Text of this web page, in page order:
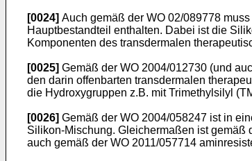
[0024] Auch gemäß der WO 02/089778
Hauptbestandteil enthalten. Dabei ist die
Komponenten des transdermalen
[0025] Gemäß der WO 2004/012730 (und
den darin offenbarten transdermalen
die Hydroxygruppen z.B. mit Trimethylsilyl
[0026] Gemäß der WO 2004/058247 ist in
Silikon-Mischung. Gleichermaßen ist gemäß
auch gemäß der WO 2011/057714